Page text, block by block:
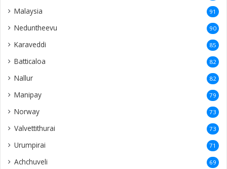
Malaysia 91
Neduntheevu 90
Karaveddi 85
Batticaloa 82
Nallur 82
Manipay 79
Norway 73
Valvettithurai 73
Urumpirai 71
Achchuveli 69